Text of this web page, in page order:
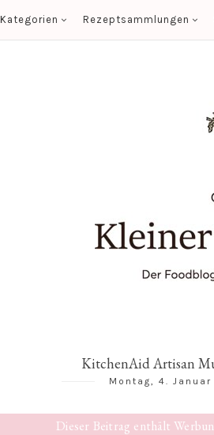
Kategorien Rezeptsammlungen
KitchenAid Artisan
Montag, 4. Januar
Dieser Beitrag enthält